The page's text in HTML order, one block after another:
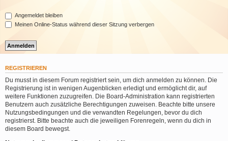
Angemeldet bleiben
Meinen Online-Status während dieser Sitzung verbergen
REGISTRIEREN
Du musst in diesem Forum registriert sein, um dich anmelden zu können. Die
Registrierung ist in wenigen Augenblicken erledigt und ermöglicht dir, auf
weitere Funktionen zuzugreifen. Die Board-Administration kann registrierten
Benutzern auch zusätzliche Berechtigungen zuweisen. Beachte bitte unsere
Nutzungsbedingungen und die verwandten Regelungen, bevor du dich
registrierst. Bitte beachte auch die jeweiligen Forenregeln, wenn du dich in
diesem Board bewegst.